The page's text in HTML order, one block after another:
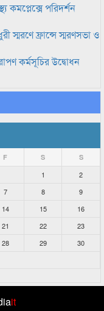
কমপ্লেক্সে পরিদর্শন
স্মরণে ফ্রান্সে স্মরণসভা ও
কর্মসূচির উদ্বোধন
F S S
1
2
7 8
9
14 15
16
21 22
23
28 29
30
it